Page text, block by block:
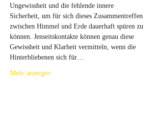
Ungewissheit und die fehlende innere
Sicherheit, um für sich dieses Zusammentreffen
zwischen Himmel und Erde dauerhaft spüren zu
können. Jenseitskontakte können genau diese
Gewissheit und Klarheit vermitteln, wenn die
Hinterbliebenen sich für…
Mehr anzeigen